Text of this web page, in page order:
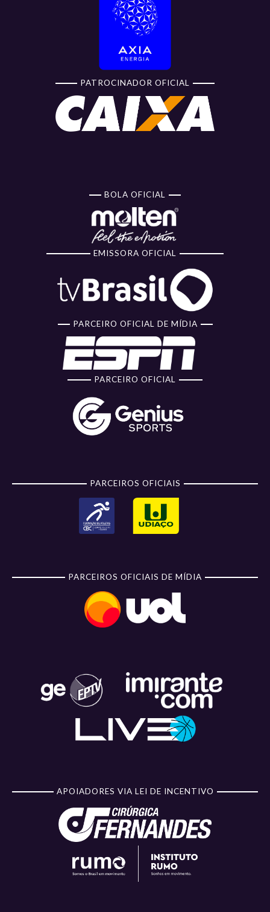
PATROCINADOR OFICIAL
BOLA OFICIAL
EMISSORA OFICIAL
PARCEIRO OFICIAL DE MÍDIA
PARCEIRO OFICIAL
PARCEIROS OFICIAIS
PARCEIROS OFICIAIS DE MÍDIA
APOIADORES VIA LEI DE INCENTIVO